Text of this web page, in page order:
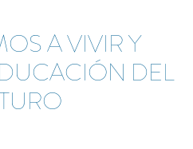
A VIVIR Y
DEL